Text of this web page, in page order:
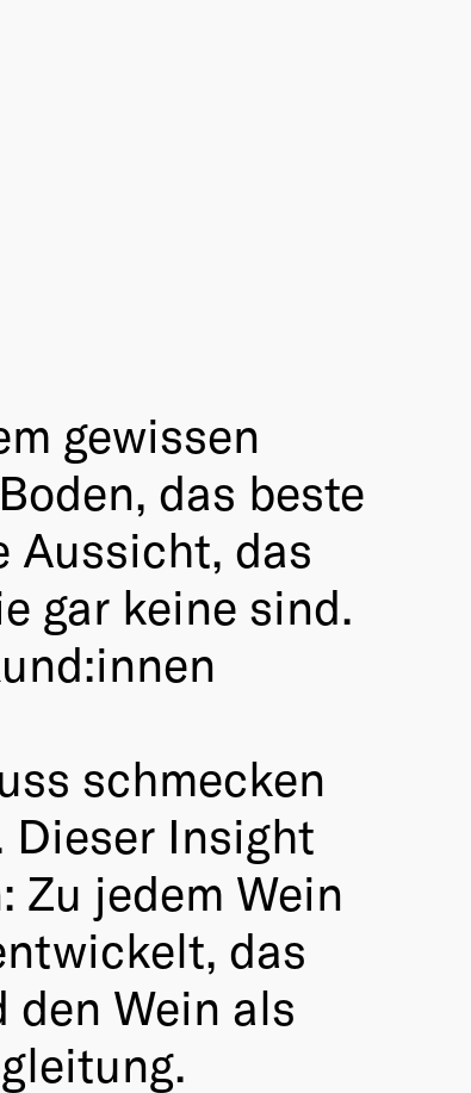
gewissen
das beste
Aussicht, das
gar keine sind.
schmecken
Dieser Insight
Zu jedem Wein
das
den Wein als